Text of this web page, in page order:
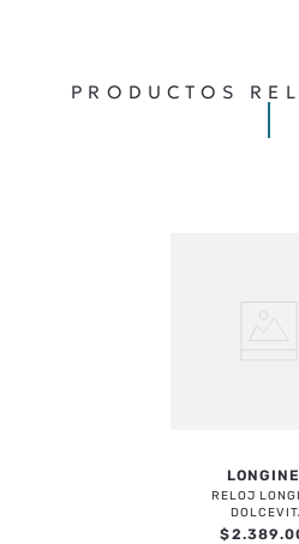
TU UBICACIÓNPRODUCTOS
RELOJ
$2.389.